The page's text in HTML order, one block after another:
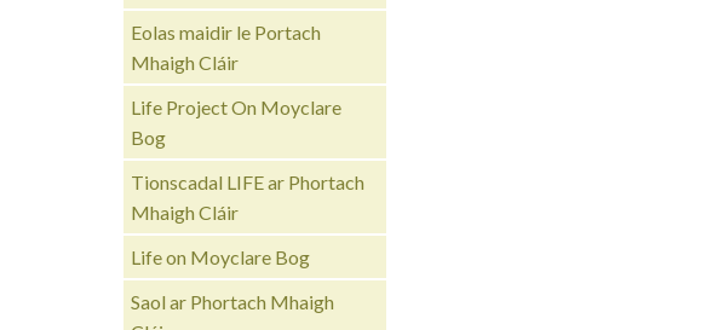
Eolas maidir le Portach
Mhaigh Cláir
Life Project On Moyclare
Bog
Tionscadal LIFE ar Phortach
Mhaigh Cláir
Life on Moyclare Bog
Saol ar Phortach Mhaigh